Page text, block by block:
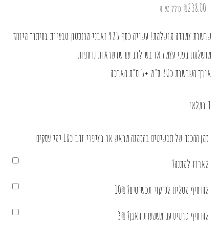
₪238.00 כולל מע"מ
שרשרת צמודה מושלמת! עשויה כסף 925 ואבני מונסטון טבעיות בחיתוך מיוחד.
מושלמת בפני עצמה או בשילוב עם שרשראות נוספות.
אורך השרשרת כ30 ס”מ +5 ס”מ הארכה
1 במלאי
זמן ההכנה של תכשיטים בהזמנה מראש או בציפוי זהב כ18 ימי עסקים
לארוז למתנה?
להוסיף מטלית לניקוי תכשיטים? 10₪
להוסיף כרטיס עם משמעות האבן? 3₪